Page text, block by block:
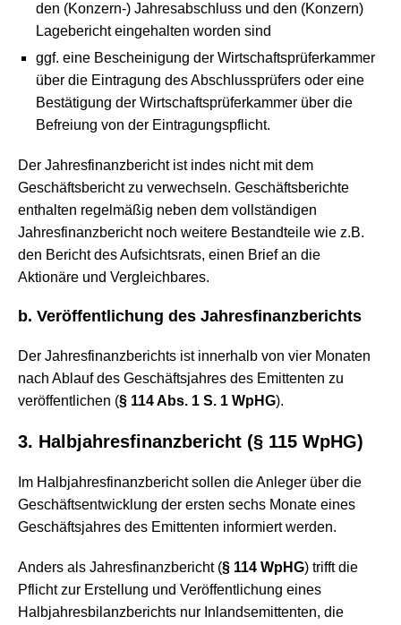
den (Konzern-) Jahresabschluss und den (Konzern)
Lagebericht eingehalten worden sind
ggf. eine Bescheinigung der Wirtschaftsprüferkammer
über die Eintragung des Abschlussprüfers oder eine
Bestätigung der Wirtschaftsprüferkammer über die
Befreiung von der Eintragungspflicht.
Der Jahresfinanzbericht ist indes nicht mit dem
Geschäftsbericht zu verwechseln. Geschäftsberichte
enthalten regelmäßig neben dem vollständigen
Jahresfinanzbericht noch weitere Bestandteile wie z.B.
den Bericht des Aufsichtsrats, einen Brief an die
Aktionäre und Vergleichbares.
b. Veröffentlichung des Jahresfinanzberichts
Der Jahresfinanzberichts ist innerhalb von vier Monaten
nach Ablauf des Geschäftsjahres des Emittenten zu
veröffentlichen (§ 114 Abs. 1 S. 1 WpHG).
3. Halbjahresfinanzbericht (§ 115 WpHG)
Im Halbjahresfinanzbericht sollen die Anleger über die
Geschäftsentwicklung der ersten sechs Monate eines
Geschäftsjahres des Emittenten informiert werden.
Anders als Jahresfinanzbericht (§ 114 WpHG) trifft die
Pflicht zur Erstellung und Veröffentlichung eines
Halbjahresbilanzberichts nur Inlandsemittenten, die